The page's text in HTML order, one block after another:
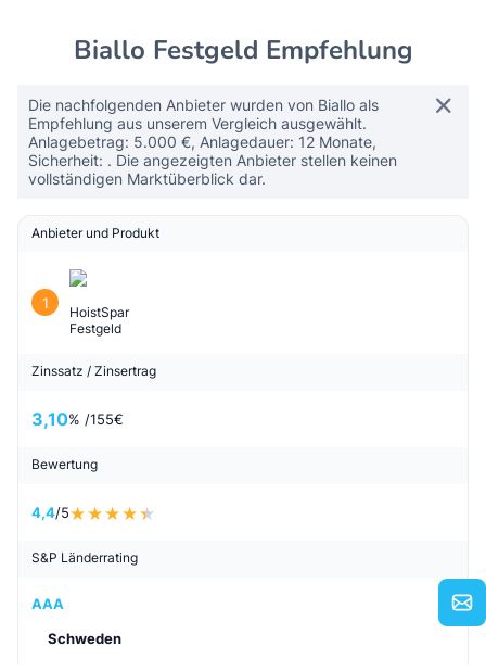
Biallo Festgeld Empfehlung
Die nachfolgenden Anbieter wurden von Biallo als
Empfehlung aus unserem Vergleich ausgewählt.
Anlagebetrag: 5.000 €, Anlagedauer: 12 Monate,
Sicherheit: . Die angezeigten Anbieter stellen keinen
vollständigen Marktüberblick dar.
Anbieter und Produkt
1
HoistSpar
Festgeld
Zinssatz / Zinsertrag
3,10% /155€
Bewertung
4,4/5
S&P Länderrating
AAA
Schweden